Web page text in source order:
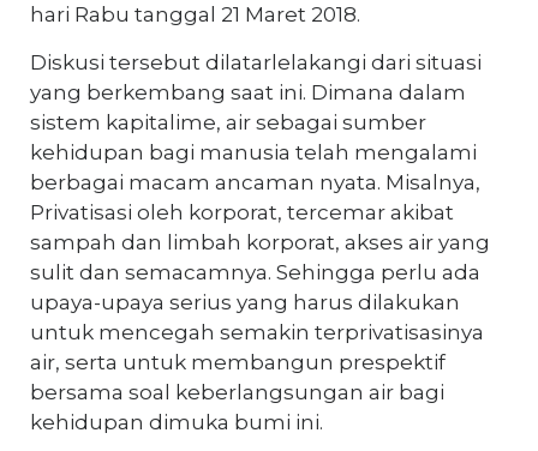
hari Rabu tanggal 21 Maret 2018.
Diskusi tersebut dilatarlelakangi dari situasi
yang berkembang saat ini. Dimana dalam
sistem kapitalime, air sebagai sumber
kehidupan bagi manusia telah mengalami
berbagai macam ancaman nyata. Misalnya,
Privatisasi oleh korporat, tercemar akibat
sampah dan limbah korporat, akses air yang
sulit dan semacamnya. Sehingga perlu ada
upaya-upaya serius yang harus dilakukan
untuk mencegah semakin terprivatisasinya
air, serta untuk membangun prespektif
bersama soal keberlangsungan air bagi
kehidupan dimuka bumi ini.